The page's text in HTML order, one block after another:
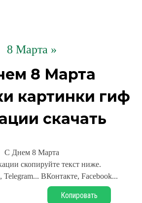
8 Марта »
8 Марта
картинки гиф
скачать
С Днем 8 Марта
скопируйте текст ниже.
Telegram... ВКонтакте, Facebook...
Копировать